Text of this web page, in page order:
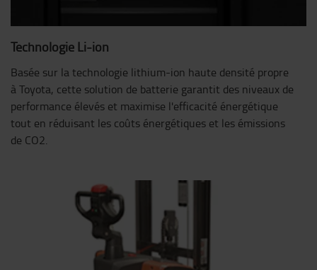
Technologie Li-ion
Basée sur la technologie lithium-ion haute densité propre
à Toyota, cette solution de batterie garantit des niveaux de
performance élevés et maximise l'efficacité énergétique
tout en réduisant les coûts énergétiques et les émissions
de CO2.